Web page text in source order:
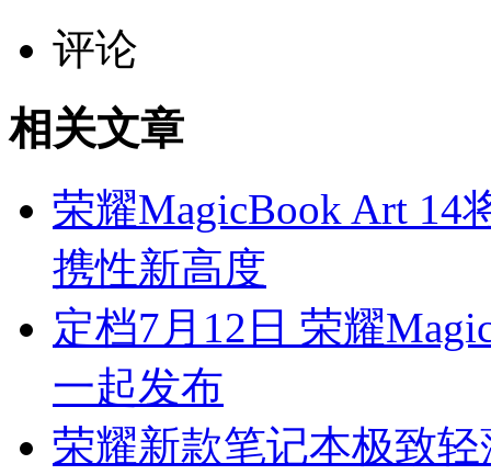
评论
相关文章
荣耀MagicBook Art 14
携性新高度
定档7月12日 荣耀
一起发布
荣耀新款笔记本极致